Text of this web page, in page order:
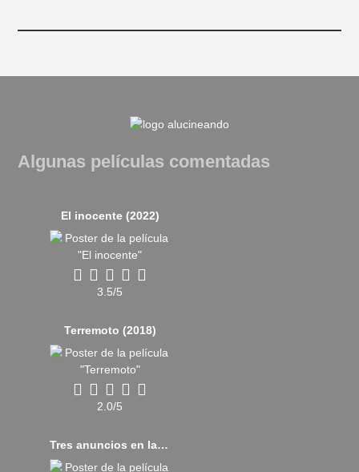
Algunas películas comentadas
El inocente (2022)
3.5/5
Terremoto (2018)
2.0/5
Tres anuncios en las afueras (2017)